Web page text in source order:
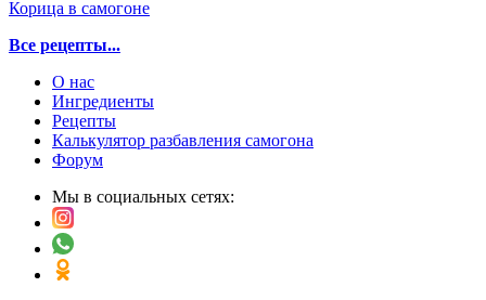
Корица в самогоне
Все рецепты...
О нас
Ингредиенты
Рецепты
Калькулятор разбавления самогона
Форум
Мы в социальных сетях: